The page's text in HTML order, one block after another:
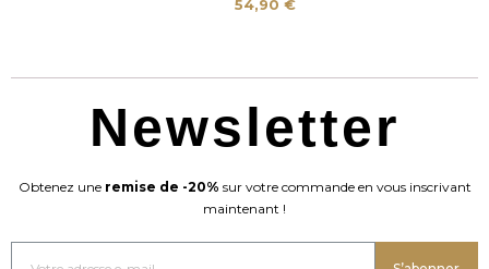
54,90 €
Newsletter
Obtenez une remise de -20% sur votre commande en vous inscrivant
maintenant !